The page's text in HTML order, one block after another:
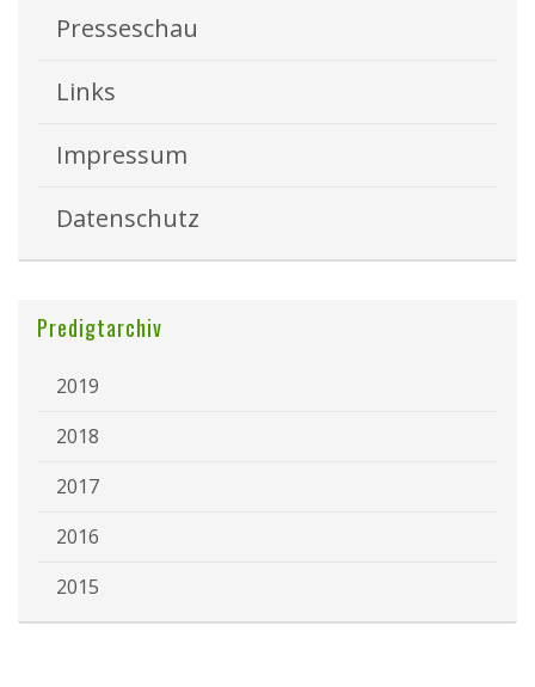
Presseschau
Links
Impressum
Datenschutz
Predigtarchiv
2019
2018
2017
2016
2015